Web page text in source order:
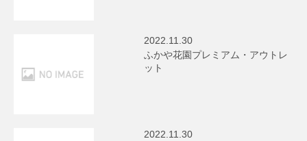
2022.11.30
ふかや花園プレミアム・アウトレ
ット
2022.11.30